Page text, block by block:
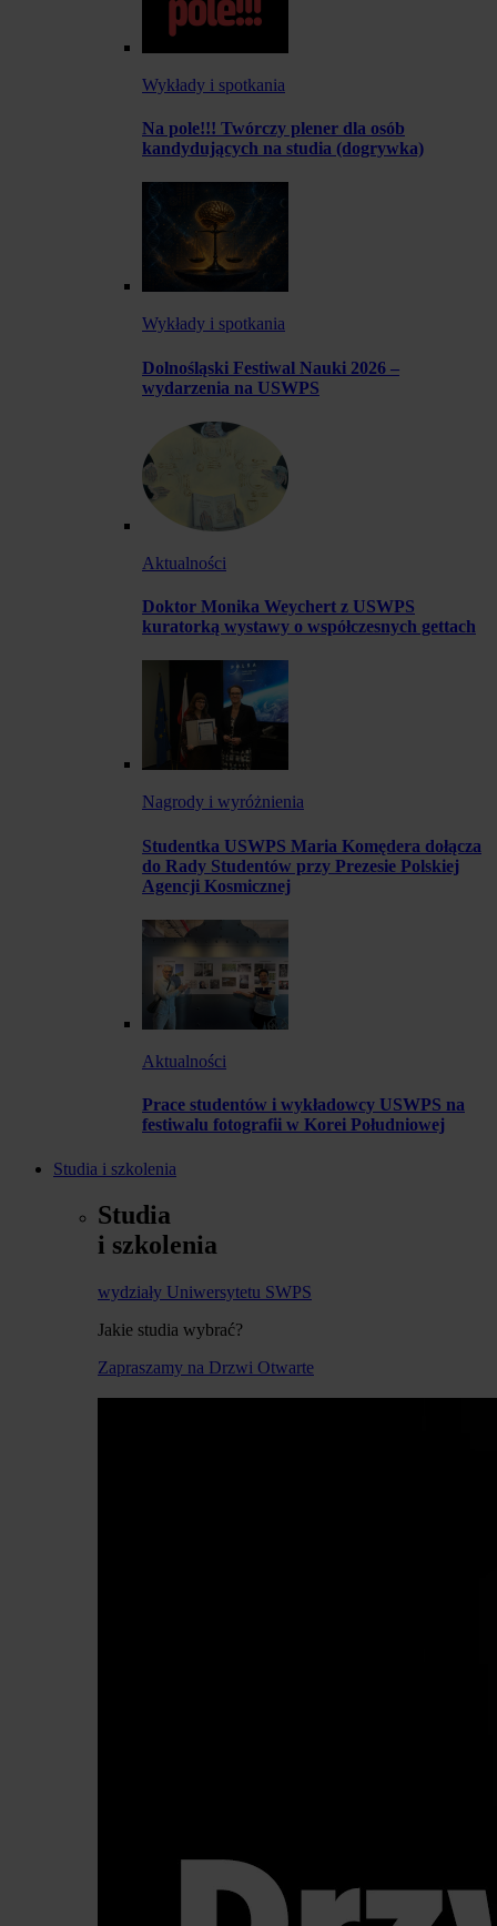
Wykłady i spotkania
Na pole!!! Twórczy plener dla osób
kandydujących na studia (dogrywka)
Wykłady i spotkania
Dolnośląski Festiwal Nauki 2026 –
wydarzenia na USWPS
Aktualności
Doktor Monika Weychert z USWPS
kuratorką wystawy o współczesnych gettach
Nagrody i wyróżnienia
Studentka USWPS Maria Komędera dołącza
do Rady Studentów przy Prezesie Polskiej
Agencji Kosmicznej
Aktualności
Prace studentów i wykładowcy USWPS na
festiwalu fotografii w Korei Południowej
Studia i szkolenia
Studia
i szkolenia
wydziały Uniwersytetu SWPS
Jakie studia wybrać?
Zapraszamy na Drzwi Otwarte